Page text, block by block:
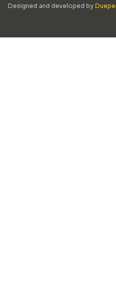
Designed and developed by